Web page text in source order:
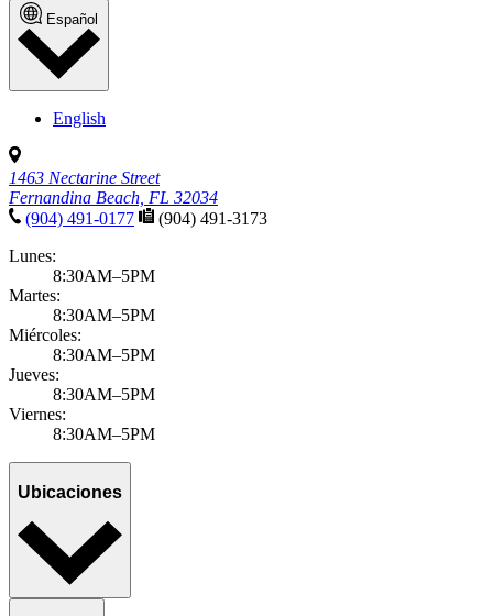
Español
English
1463 Nectarine Street
Fernandina Beach, FL 32034
(904) 491-0177
(904) 491-3173
Lunes:
8:30AM–5PM
Martes:
8:30AM–5PM
Miércoles:
8:30AM–5PM
Jueves:
8:30AM–5PM
Viernes:
8:30AM–5PM
Ubicaciones